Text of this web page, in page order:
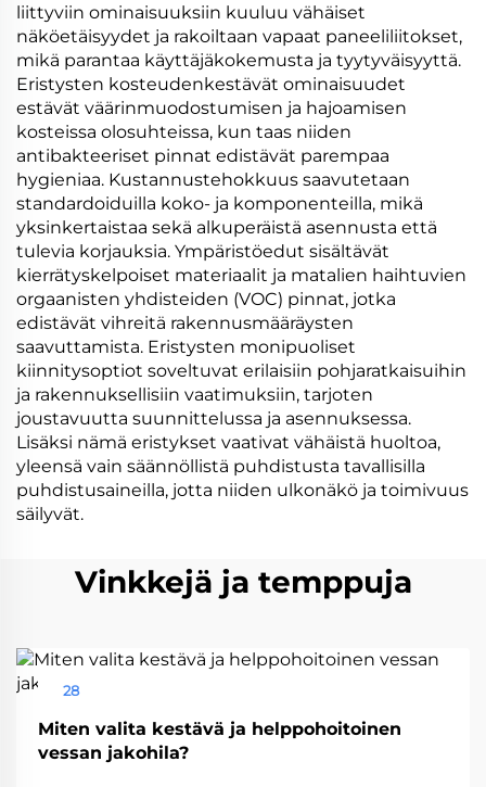
liittyviin ominaisuuksiin kuuluu vähäiset
näköetäisyydet ja rakoiltaan vapaat paneeliliitokset,
mikä parantaa käyttäjäkokemusta ja tyytyväisyyttä.
Eristysten kosteudenkestävät ominaisuudet
estävät väärinmuodostumisen ja hajoamisen
kosteissa olosuhteissa, kun taas niiden
antibakteeriset pinnat edistävät parempaa
hygieniaa. Kustannustehokkuus saavutetaan
standardoiduilla koko- ja komponenteilla, mikä
yksinkertaistaa sekä alkuperäistä asennusta että
tulevia korjauksia. Ympäristöedut sisältävät
kierrätyskelpoiset materiaalit ja matalien haihtuvien
orgaanisten yhdisteiden (VOC) pinnat, jotka
edistävät vihreitä rakennusmääräysten
saavuttamista. Eristysten monipuoliset
kiinnitysoptiot soveltuvat erilaisiin pohjaratkaisuihin
ja rakennuksellisiin vaatimuksiin, tarjoten
joustavuutta suunnittelussa ja asennuksessa.
Lisäksi nämä eristykset vaativat vähäistä huoltoa,
yleensä vain säännöllistä puhdistusta tavallisilla
puhdistusaineilla, jotta niiden ulkonäkö ja toimivuus
säilyvät.
Vinkkejä ja temppuja
28
Miten valita kestävä ja helppohoitoinen
vessan jakohila?